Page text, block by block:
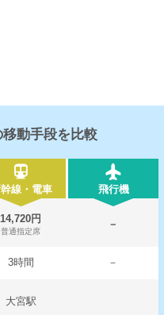
移動手段を比較
線・電車 飛行機
14,720円
普通指定席
－
3時間 －
大宮駅